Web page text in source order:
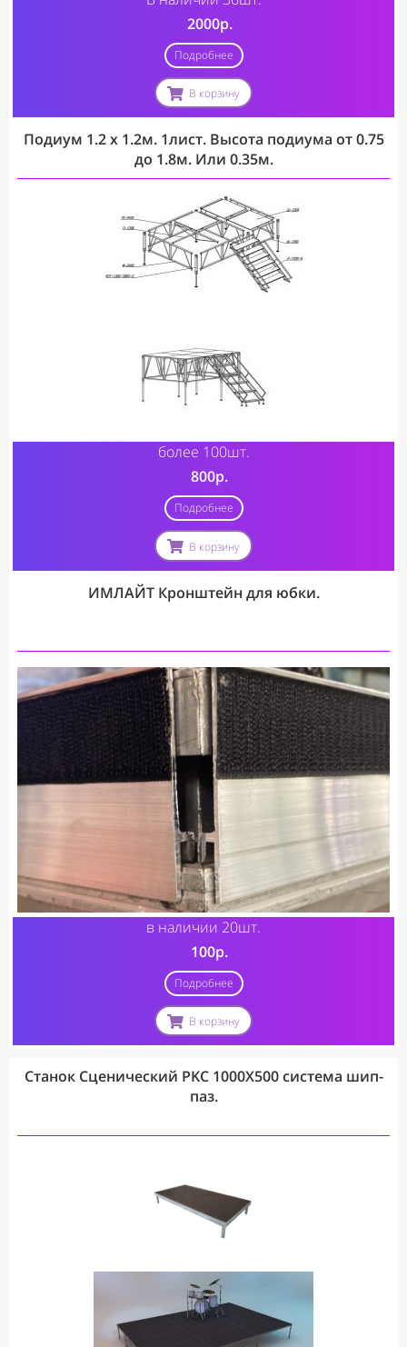
2000р.
Подробнее
В корзину
Подиум 1.2 х 1.2м. 1лист. Высота подиума от 0.75
до 1.8м. Или 0.35м.
более 100шт.
800р.
Подробнее
В корзину
ИМЛАЙТ Кронштейн для юбки.
в наличии 20шт.
100р.
Подробнее
В корзину
Станок Сценический PKC 1000X500 система шип-
паз.